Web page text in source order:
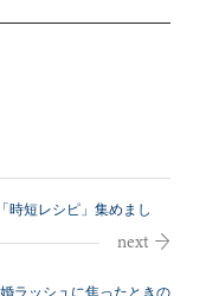
時短レシピ」集めまし
ラッシュに焦ったときの